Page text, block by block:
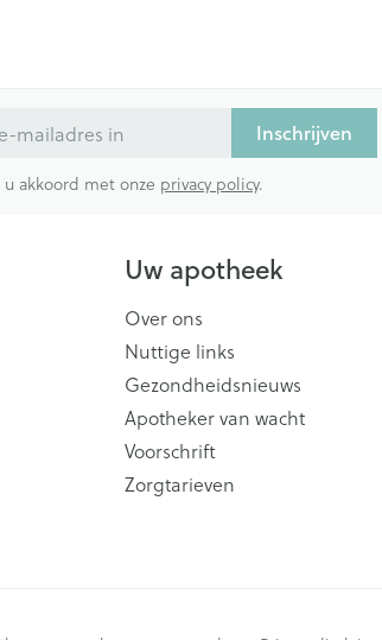
Inschrijven
akkoord met onze privacy policy.
Uw apotheek
Over ons
Nuttige links
Gezondheidsnieuws
Apotheker van wacht
Voorschrift
Zorgtarieven